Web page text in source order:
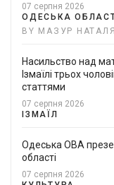
07 серпня 2026
ОДЕСЬКА
BY МАЗУР НАТАЛЯ
Насильство над
Ізмаїлі трьох
статтями
07 серпня 2026
ІЗМАЇЛ
Одеська ОВА
області
07 серпня 2026